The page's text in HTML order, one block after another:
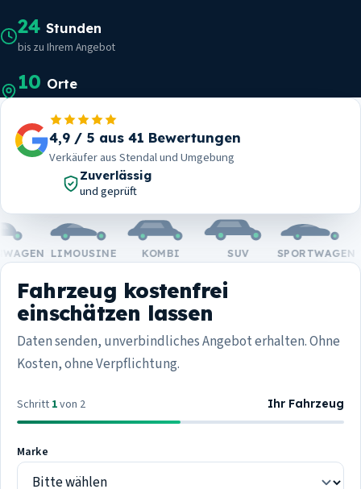
24 Stunden
bis zu Ihrem Angebot
10 Orte
im Abholgebiet um Stendal
100Prozent
Zahlung bei der Übergabe
4,9 / 5 aus 41 Bewertungen
Verkäufer aus Stendal und Umgebung
Zuverlässig
und geprüft
LIMOUSINE KOMBI SPORTWAGEN
Fahrzeug kostenfrei
einschätzen lassen
Daten senden, unverbindliches Angebot erhalten. Ohne
Kosten, ohne Verpflichtung.
Schritt 1von 2 Ihr Fahrzeug
Marke